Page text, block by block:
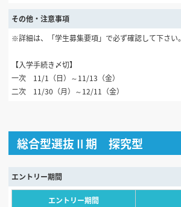
その他・注意事項
※詳細は、「学生募集要項」で必ず確認して下さい。
【入学手続き〆切】
一次 11/1（日）～11/13（金）
二次 11/30（月）～12/11（金）
総合型選抜Ⅱ期 探究型
エントリー期間
エントリー期間